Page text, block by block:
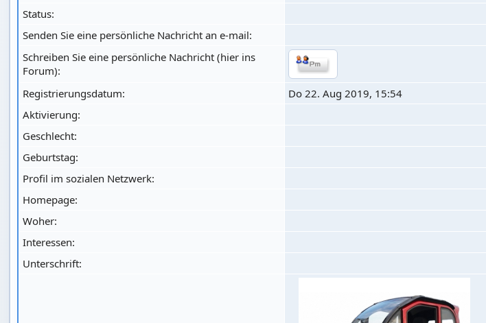
Status:
Senden Sie eine persönliche Nachricht an e-mail:
Schreiben Sie eine persönliche Nachricht (hier ins
Forum):
Registrierungsdatum:
Do 22. Aug 2019, 15:54
Aktivierung:
Geschlecht:
Geburtstag:
Profil im sozialen Netzwerk:
Homepage:
Woher:
Interessen:
Unterschrift: